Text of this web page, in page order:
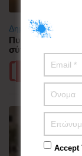
Δημοφιλή
Πυρκαγιά στη
σύγκρουσης των
Περισσότερα
Accept